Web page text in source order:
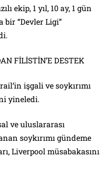
ekip, 1 yıl, 10 ay, 1 gün
bir “Devler Ligi”
FİLİSTİN’E DESTEK
işgali ve soykırımı
yineledi.
ve uluslararası
soykırımı gündeme
Liverpool müsabakasını